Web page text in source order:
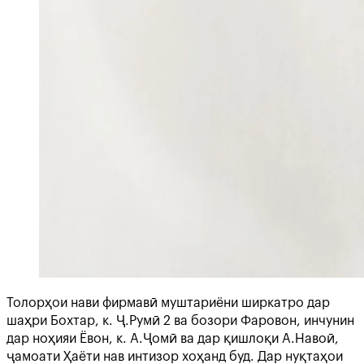
Толорҳои нави фирмавӣ муштариёни ширкатро дар
шаҳри Бохтар, к. Ҷ.Румӣ 2 ва бозори Фаровон, инчунин
дар ноҳияи Ёвон, к. А.Ҷомӣ ва дар қишлоқи А.Навоӣ,
ҷамоати Ҳаёти нав интизор хоҳанд буд. Дар нуқтаҳои